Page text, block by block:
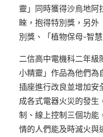
靈」同時獲得沙烏地阿
睞，抱得特別獎，另外
別獎、「植物保母-智
二信高中電機科二年級
小精靈」作品為他們為
插座進行改良並增加安
成各式電器火災的發生
制、線上控制三個功能
情的人們能及時滅火與